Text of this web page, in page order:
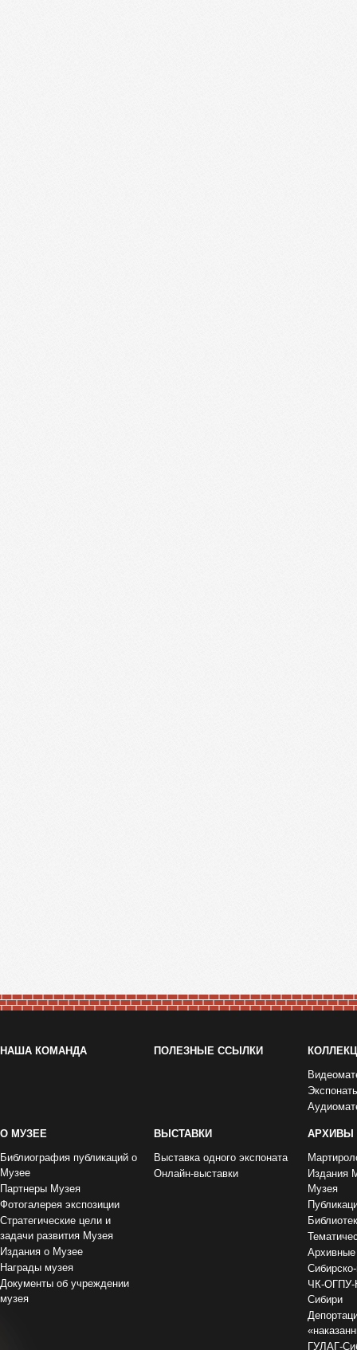
НАША КОМАНДА ПОЛЕЗНЫЕ ССЫЛКИ
О МУЗЕЕ
Библиография публикаций о
Музее
Партнеры Музея
Фотогалерея экспозиции
Стратегические цели и
задачи развития Музея
Издания о Музее
Награды музея
Документы об учреждении
музея
ВЫСТАВКИ
Выставка одного экспоната
Онлайн-выставки
АРХИВЫ
Издания
Музея
ЧК-
Сибири
ГУЛАГ-